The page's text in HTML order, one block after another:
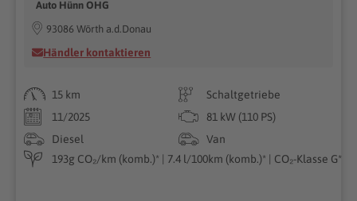
Auto Hünn OHG
93086 Wörth a.d.Donau
Händler kontaktieren
15 km
Schaltgetriebe
11/2025
81 kW (110 PS)
Diesel
Van
193g CO₂/km (komb.)* | 7.4 l/100km (komb.)* | CO₂-Klasse G*